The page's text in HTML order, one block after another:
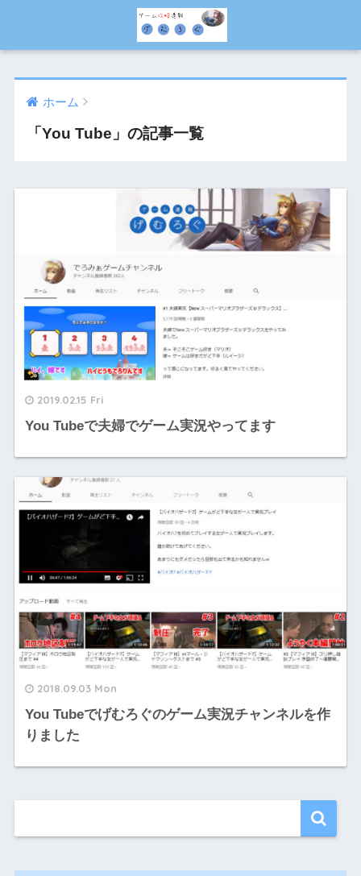
ホーム
「You Tube」の記事一覧
2019.02.15 Fri
You Tubeで夫婦でゲーム実況やってます
2018.09.03 Mon
You Tubeでげむろぐのゲーム実況チャンネルを作
りました